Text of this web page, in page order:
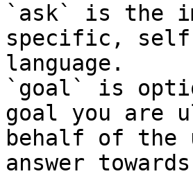
`ask` is the
specific,
language.
`goal` is
goal you are
behalf of the
answer